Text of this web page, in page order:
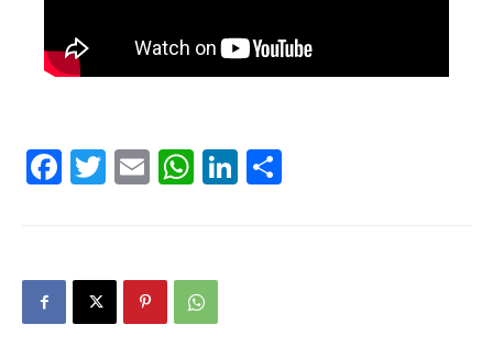
Facebook
Twitter
EmailWhatsApp
LinkedIn